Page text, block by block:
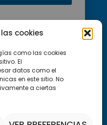
cookies
como las cookies
El
datos como el
en este sitio. No
a ciertas